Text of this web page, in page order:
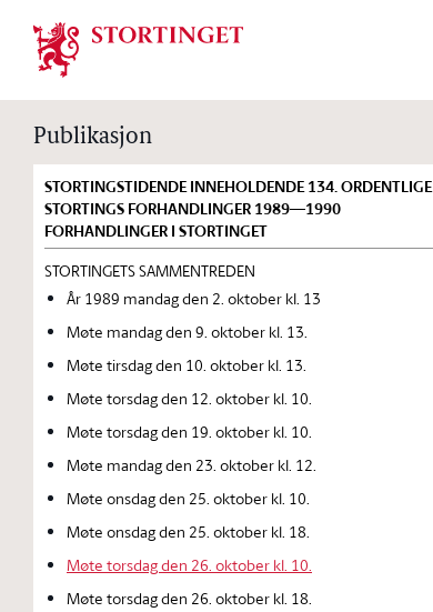
Stortinget.no
Publikasjon
STORTINGSTIDENDE INNEHOLDENDE 134. ORDENTLIGE
STORTINGS FORHANDLINGER 1989—1990
FORHANDLINGER I STORTINGET
STORTINGETS SAMMENTREDEN
År 1989 mandag den 2. oktober kl. 13
Møte mandag den 9. oktober kl. 13.
Møte tirsdag den 10. oktober kl. 13.
Møte torsdag den 12. oktober kl. 10.
Møte torsdag den 19. oktober kl. 10.
Møte mandag den 23. oktober kl. 12.
Møte onsdag den 25. oktober kl. 10.
Møte onsdag den 25. oktober kl. 18.
Møte torsdag den 26. oktober kl. 10.
Møte torsdag den 26. oktober kl. 18.